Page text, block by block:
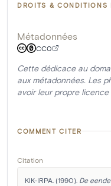
DROITS & CONDITIONS
Métadonnées
CC0
Cette dédicace au
aux métadonnées. Les
avoir leur propre
COMMENT CITER
Citation
KIK-IRPA. (1990). De